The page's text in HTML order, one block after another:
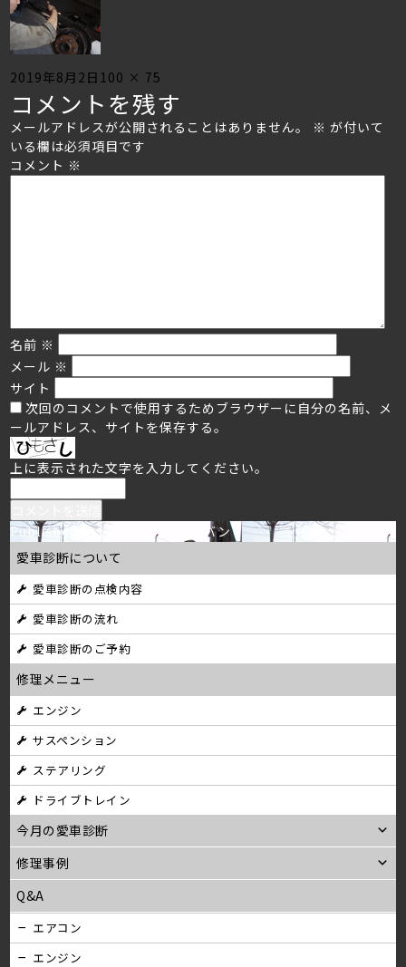
Posted
on
2019年8月2日 Full
size
100 × 75
コメントを残す
メールアドレスが公開されることはありません。 ※ が付いて
いる欄は必須項目です
コメント ※
名前 ※
メール ※
サイト
次回のコメントで使用するためブラウザーに自分の名前、メ
ールアドレス、サイトを保存する。
上に表示された文字を入力してください。
投
稿
ナ
ビ
ゲ
ー
シ
ョ
ン
Published inシボレー サバーバン
愛車診断について
愛車診断の点検内容
愛車診断の流れ
愛車診断のご予約
修理メニュー
エンジン
サスペンション
ステアリング
ドライブトレイン
今月の愛車診断
修理事例
Q&A
エアコン
エンジン